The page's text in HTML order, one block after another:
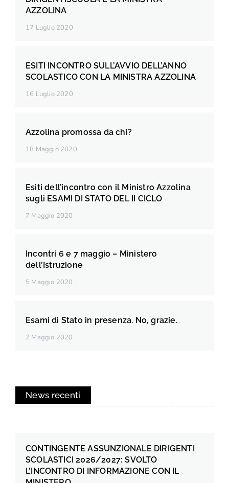
AZZOLINA
17 Luglio 2020
ESITI INCONTRO SULL’AVVIO DELL’ANNO
SCOLASTICO CON LA MINISTRA AZZOLINA
16 Luglio 2020
Azzolina promossa da chi?
18 Maggio 2020
Esiti dell’incontro con il Ministro Azzolina
sugli ESAMI DI STATO DEL II CICLO
7 Maggio 2020
Incontri 6 e 7 maggio – Ministero
dell’Istruzione
5 Maggio 2020
Esami di Stato in presenza. No, grazie.
2 Maggio 2020
News recenti
CONTINGENTE ASSUNZIONALE DIRIGENTI
SCOLASTICI 2026/2027: SVOLTO
L’INCONTRO DI INFORMAZIONE CON IL